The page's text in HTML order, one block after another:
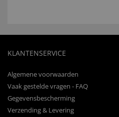
KLANTENSERVICE
Algemene voorwaarden
Vaak gestelde vragen - FAQ
Gegevensbescherming
Verzending & Levering